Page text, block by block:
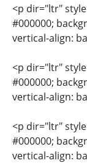
<p dir="ltr"
#000000;
vertical-align:
<p dir="ltr"
#000000;
vertical-align:
<p dir="ltr"
#000000;
vertical-align: